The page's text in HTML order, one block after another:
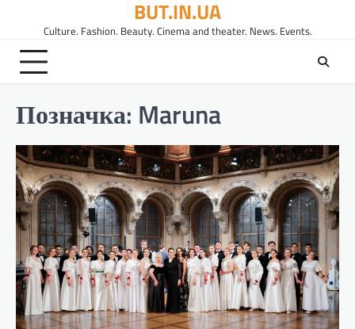
вмісту
BUT.IN.UA
Culture. Fashion. Beauty. Cinema and theater. News. Events.
Позначка: Maruna